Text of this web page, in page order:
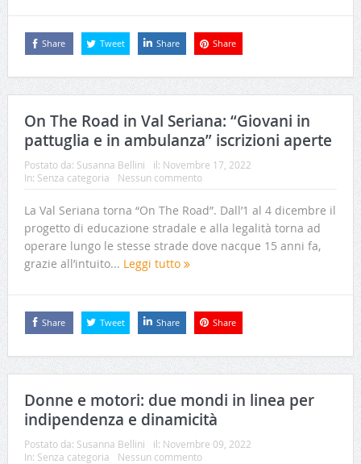
Share Tweet Share Share
On The Road in Val Seriana: “Giovani in
pattuglia e in ambulanza” iscrizioni aperte
Postato da: Susanna Bellini il: Novembre 17, 2022
In: Senza categoria Nessun commento
La Val Seriana torna “On The Road”. Dall’1 al 4 dicembre il
progetto di educazione stradale e alla legalità torna ad
operare lungo le stesse strade dove nacque 15 anni fa,
grazie all’intuito... Leggi tutto
Share Tweet Share Share
Donne e motori: due mondi in linea per
indipendenza e dinamicità
Postato da: Susanna Bellini il: Novembre 09, 2022
In: Senza categoria Nessun commento